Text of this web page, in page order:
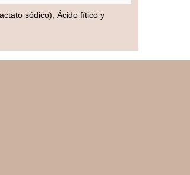
sódico), Ácido fítico y